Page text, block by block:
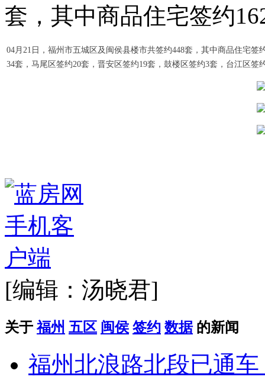
套，其中商品住宅签约
04月21日，福州市五城区及闽侯县楼市共签约448套，其中商品住宅
34套，马尾区签约20套， 晋安区签约19套， 鼓楼区签约3套， 台江区签
[编辑：汤晓君]
关于 福州 五区 闽侯 签约 数据 的新闻
福州北浪路北段已通